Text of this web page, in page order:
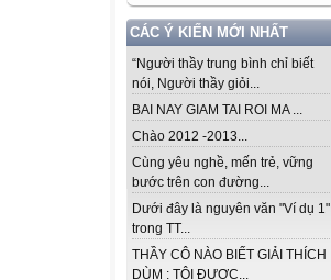
CÁC Ý KIẾN MỚI NHẤT
“Người thầy trung bình chỉ biết
nói, Người thầy giỏi...
BAI NAY GIAM TAI ROI MA ...
Chào 2012 -2013...
Cùng yêu nghề, mến trẻ, vững
bước trên con đường...
Dưới đây là nguyên văn "Ví dụ 1"
trong TT...
THẦY CÔ NÀO BIẾT GIẢI THÍCH
DÙM : TÔI ĐƯỢC...